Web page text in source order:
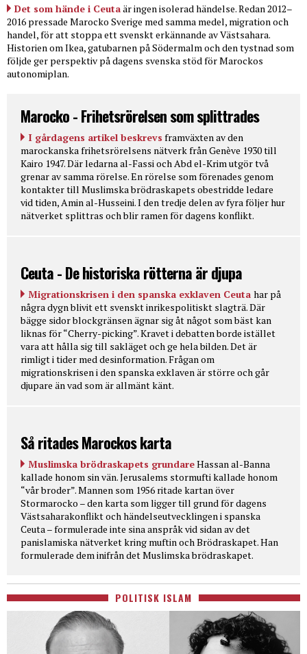
Det som hände i Ceutaär ingen isolerad händelse. Redan 2012–
2016 pressade Marocko Sverige med samma medel, migration och
handel, för att stoppa ett svenskt erkännande av Västsahara.
Historien om Ikea, gatubarnen på Södermalm och den tystnad som
följde ger perspektiv på dagens svenska stöd för Marockos
autonomiplan.
Marocko - Frihetsrörelsen som splittrades
I gårdagens artikel beskrevs framväxten av den
marockanska frihetsrörelsens nätverk från Genève 1930 till
Kairo 1947. Där ledarna al-Fassi och Abd el-Krim utgör två
grenar av samma rörelse. En rörelse som förenades genom
kontakter till Muslimska brödraskapets obestridde ledare
vid tiden, Amin al-Husseini. I den tredje delen av fyra följer hur
nätverket splittras och blir ramen för dagens konflikt.
Ceuta - De historiska rötterna är djupa
Migrationskrisen i den spanska exklaven Ceuta har på
några dygn blivit ett svenskt inrikespolitiskt slagträ. Där
bägge sidor blockgränsen ägnar sig åt något som bäst kan
liknas för “Cherry-picking”. Kravet i debatten borde istället
vara att hålla sig till sakläget och ge hela bilden. Det är
rimligt i tider med desinformation. Frågan om
migrationskrisen i den spanska exklaven är större och går
djupare än vad som är allmänt känt.
Så ritades Marockos karta
Muslimska brödraskapets grundareHassan al-Banna
kallade honom sin vän. Jerusalems stormufti kallade honom
“vår broder”. Mannen som 1956 ritade kartan över
Stormarocko – den karta som ligger till grund för dagens
Västsaharakonflikt och händelseutvecklingen i spanska
Ceuta – formulerade inte sina anspråk vid sidan av det
panislamiska nätverket kring muftin och Brödraskapet. Han
formulerade dem inifrån det Muslimska brödraskapet.
POLITISK ISLAM